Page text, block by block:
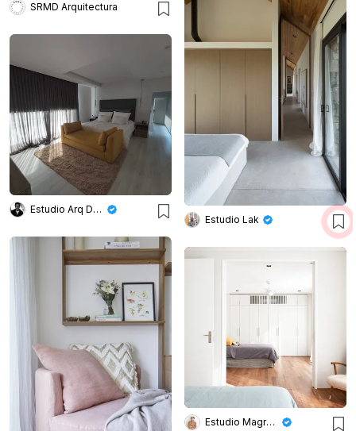
SRMD Arquitectura
Estudio Lak
Estudio Arq Daniel Tarrio
Estudio Magrane